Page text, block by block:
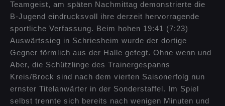
Teamgeist, am späten Nachmittag demonstrierte die
B-Jugend eindrucksvoll ihre derzeit hervorragende
sportliche Verfassung. Beim hohen 19:41 (7:23)
Auswärtssieg in Schriesheim wurde der dortige
Gegner förmlich aus der Halle gefegt. Ohne wenn und
Aber, die Schützlinge des Trainergespanns
Kreis/Brock sind nach dem vierten Saisonerfolg nun
ernster Titelanwärter in der Sonderstaffel.
Im Spiel
selbst trennte sich bereits nach wenigen Minuten und